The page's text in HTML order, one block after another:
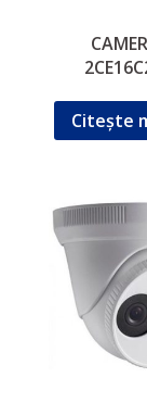
Citește